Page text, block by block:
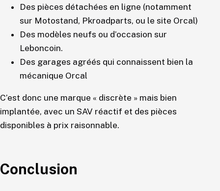
Des pièces détachées en ligne (notamment
sur Motostand, Pkroadparts, ou le site Orcal)
Des modèles neufs ou d’occasion sur
Leboncoin.
Des garages agréés qui connaissent bien la
mécanique Orcal
C’est donc une marque « discrète » mais bien
implantée, avec un SAV réactif et des pièces
disponibles à prix raisonnable.
Conclusion